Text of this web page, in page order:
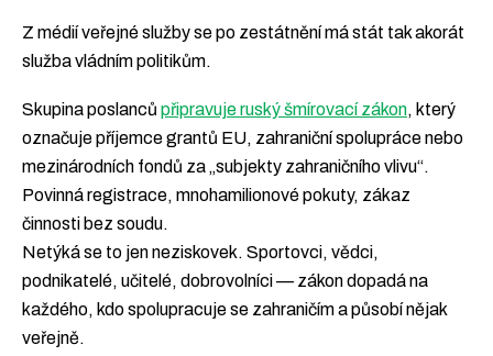
Z médií veřejné služby se po zestátnění má stát tak akorát
služba vládním politikům.
Skupina poslanců připravuje ruský šmírovací zákon, který
označuje příjemce grantů EU, zahraniční spolupráce nebo
mezinárodních fondů za „subjekty zahraničního vlivu“.
Povinná registrace, mnohamilionové pokuty, zákaz
činnosti bez soudu.
Netýká se to jen neziskovek. Sportovci, vědci,
podnikatelé, učitelé, dobrovolníci — zákon dopadá na
každého, kdo spolupracuje se zahraničím a působí nějak
veřejně.